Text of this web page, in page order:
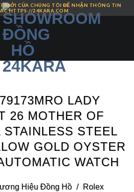
MỚI CỦA CHÚNG TÔI ĐỂ NHẬN THÔNG TIN
HTTPS://24KARA.COM
LADY
26 MOTHER OF
STAINLESS STEEL
GOLD OYSTER
WATCH
Hiệu Đồng Hồ / Rolex